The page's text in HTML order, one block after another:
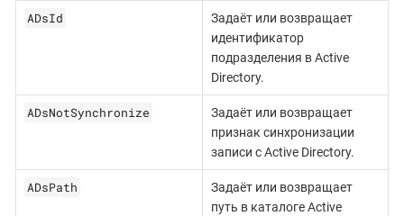
ADsId
Задаёт или возвращает
идентификатор
подразделения в Active
Directory.
ADsNotSynchronize
Задаёт или возвращает
признак синхронизации
записи с Active Directory.
ADsPath
Задаёт или возвращает
путь в каталоге Active